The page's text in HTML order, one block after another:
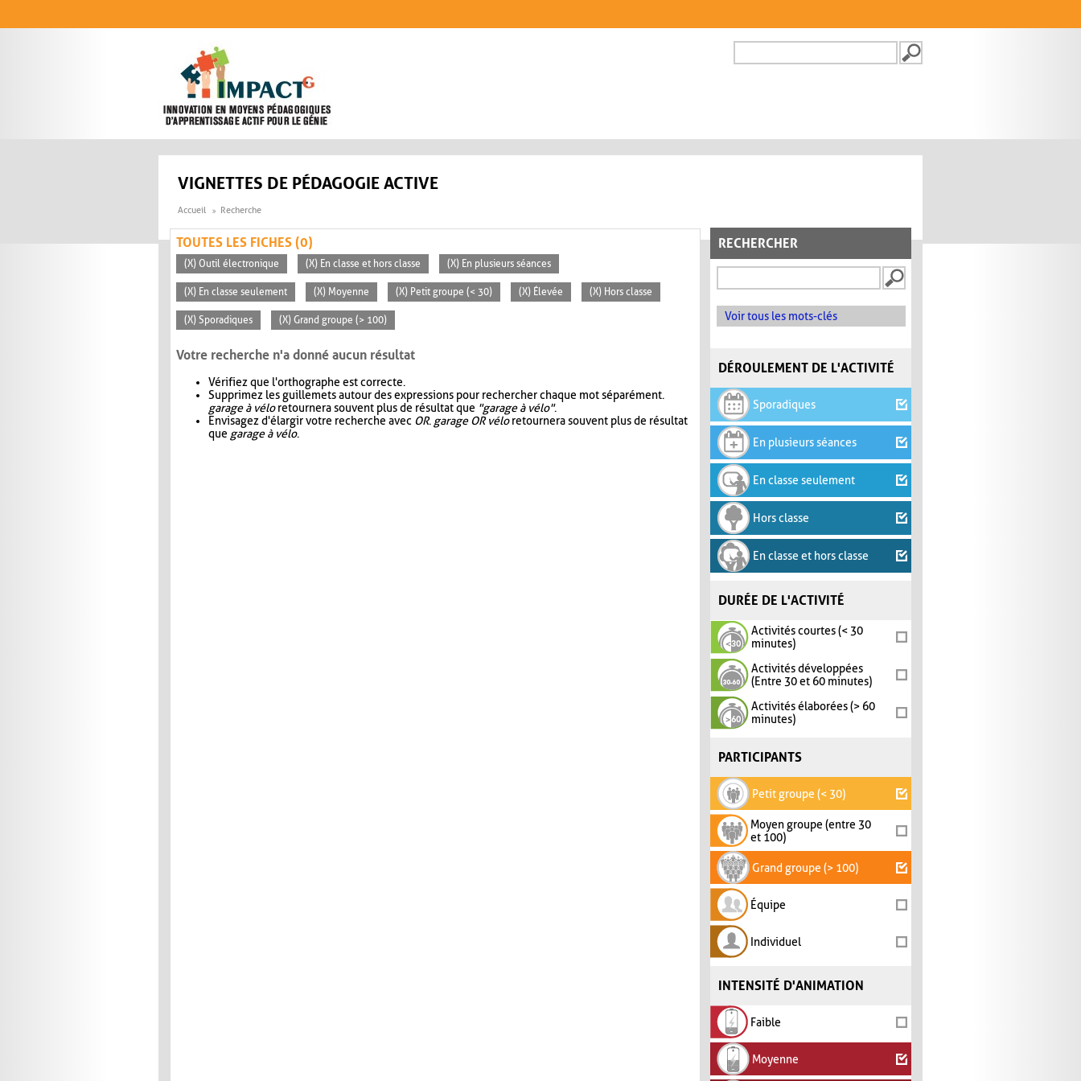
FORMULAIRE DE
VIGNETTES DE PÉDAGOGIE ACTIVE
Accueil Recherche
RECHERCHER
Voir tous les mots-clés
DÉROULEMENT DE L'ACTIVITÉ
Sporadiques
En plusieurs séances
En classe seulement
Hors classe
En classe et hors classe
DURÉE DE L'ACTIVITÉ
Activités courtes (< 30
minutes)
Activités développées
(Entre 30 et 60 minutes)
Activités élaborées (> 60
minutes)
PARTICIPANTS
Petit groupe (< 30)
Moyen groupe (entre 30
et 100)
Grand groupe (> 100)
Équipe
Individuel
INTENSITÉ D'ANIMATION
Faible
Moyenne
TOUTES LES FICHES (0)
(X) Outil électronique (X) En classe et hors classe (X) En plusieurs séances
(X) En classe seulement (X) Moyenne (X) Petit groupe (< 30) (X) Élevée (X) Hors classe
(X) Sporadiques (X) Grand groupe (> 100)
Votre recherche n'a donné aucun résultat
Vérifiez que l'orthographe est correcte.
Supprimez les guillemets autour des expressions pour rechercher chaque mot séparément.
garage à véloretournera souvent plus de résultat que "garage à vélo".
Envisagez d'élargir votre recherche avec OR. garage OR véloretournera souvent plus de résultat
que garage à vélo.